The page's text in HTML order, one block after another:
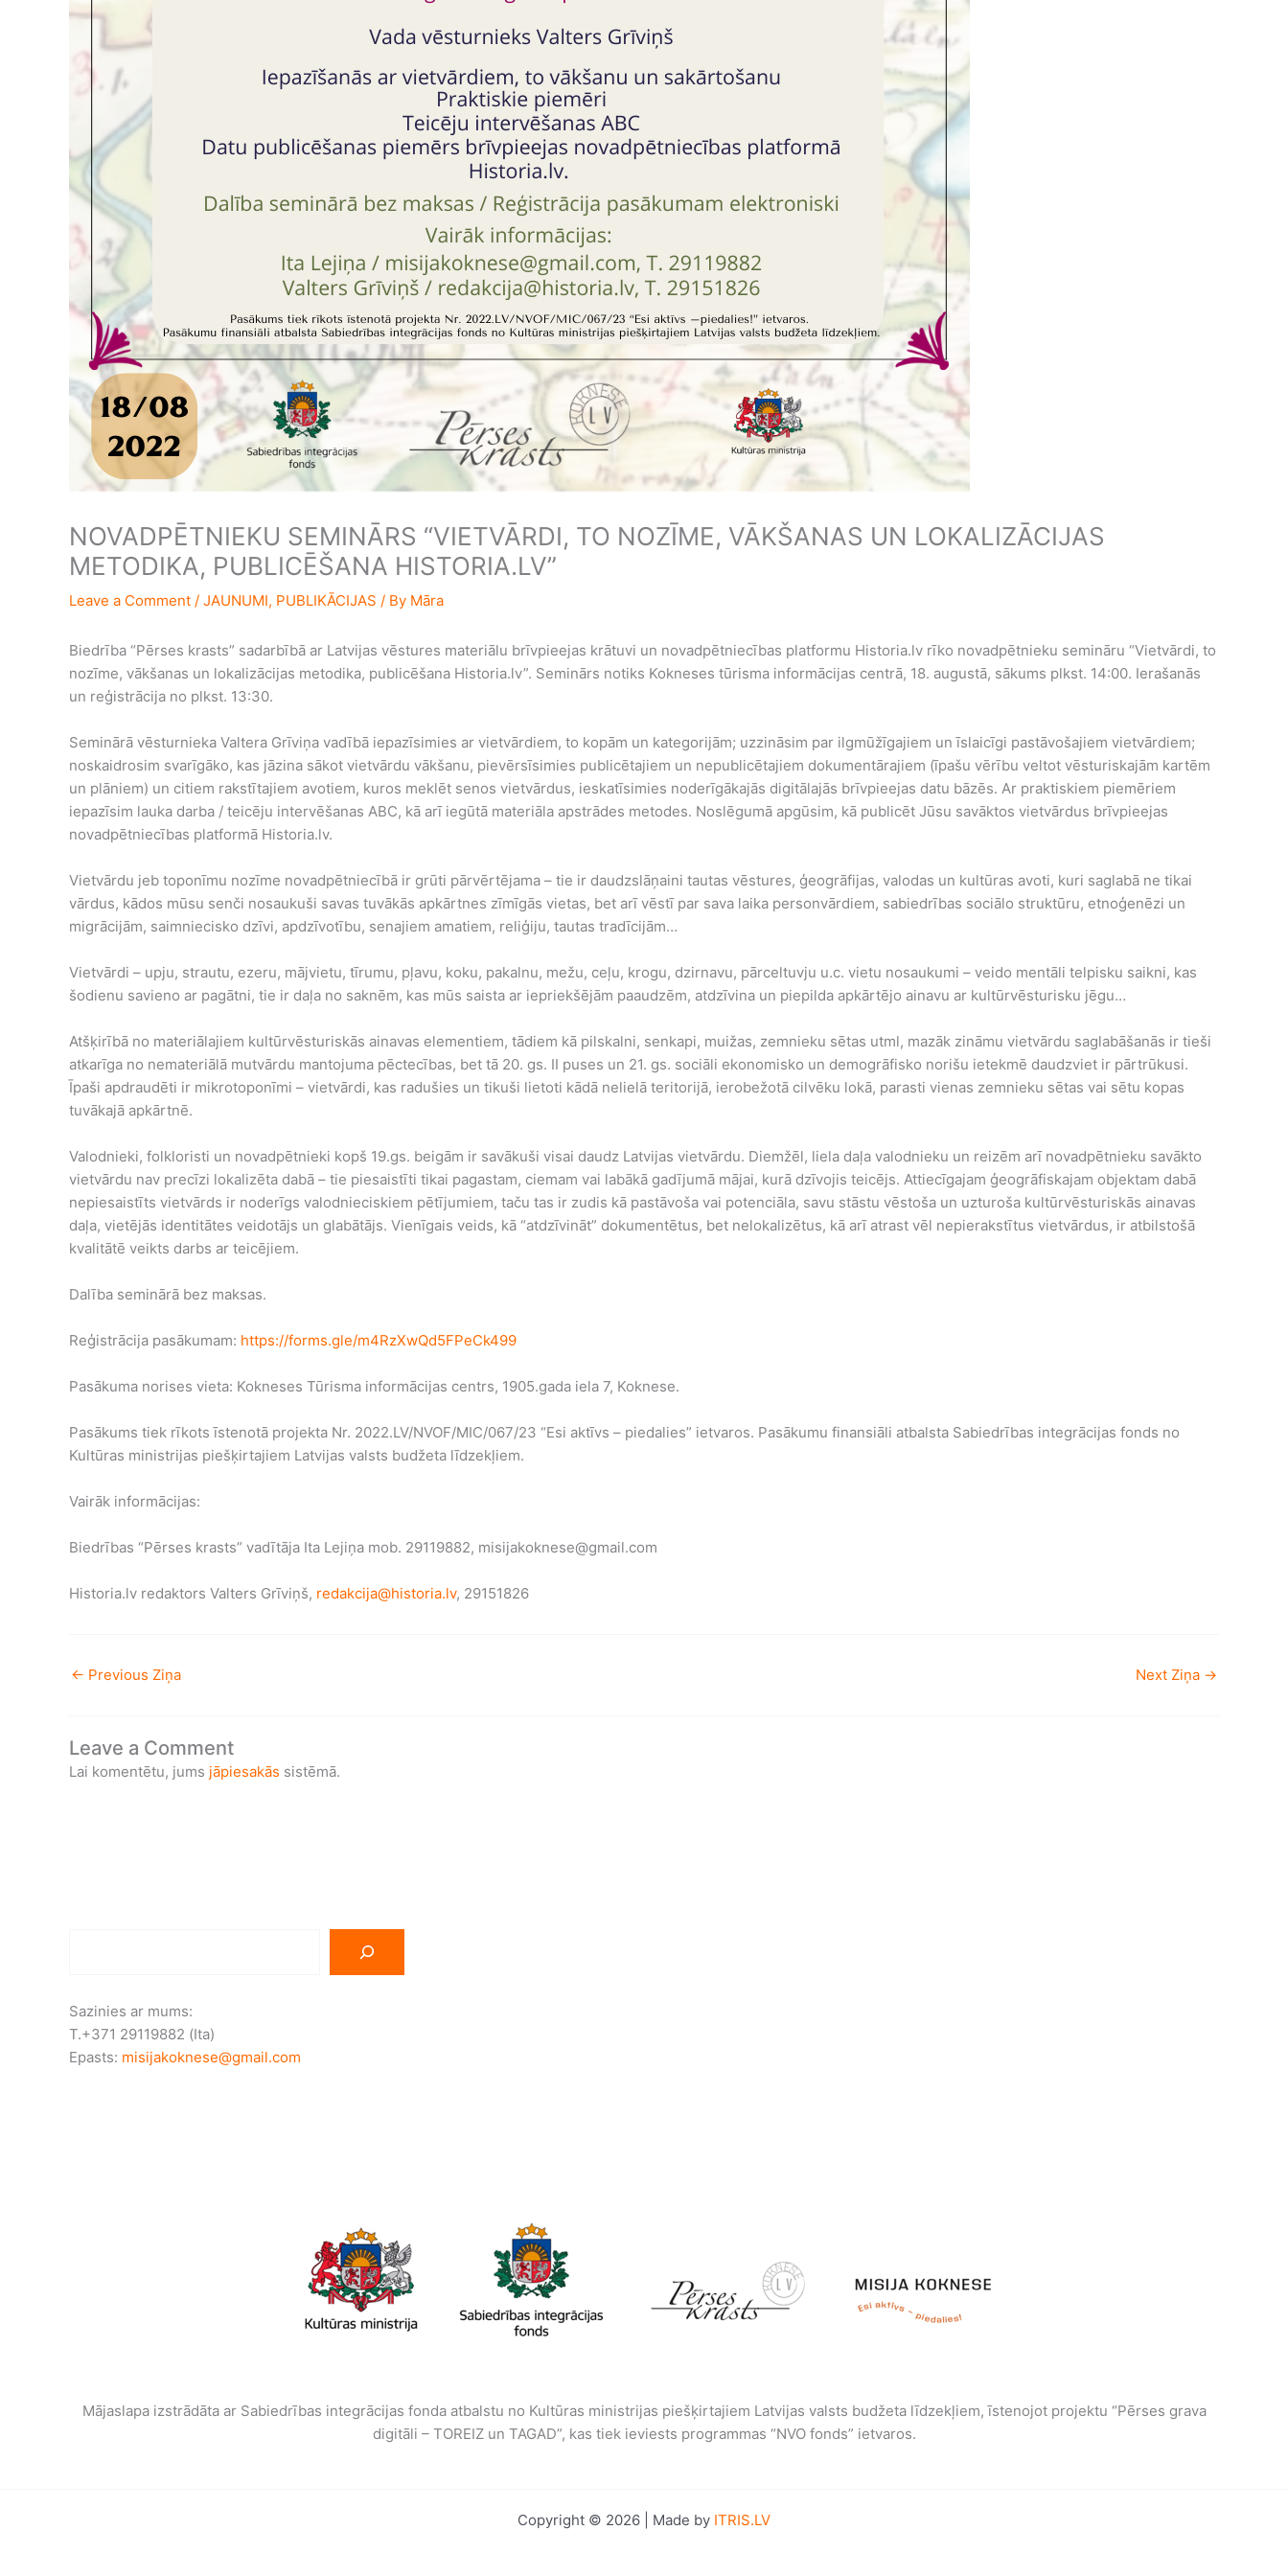
NOVADPĒTNIEKU SEMINĀRS “VIETVĀRDI, TO NOZĪME, VĀKŠANAS UN LOKALIZĀCIJAS
METODIKA, PUBLICĒŠANA HISTORIA.LV”
Leave a Comment / JAUNUMI, PUBLIKĀCIJAS / By Māra
Biedrība “Pērses krasts” sadarbībā ar Latvijas vēstures materiālu brīvpieejas krātuvi un novadpētniecības platformu Historia.lv rīko novadpētnieku semināru “Vietvārdi, to
nozīme, vākšanas un lokalizācijas metodika, publicēšana Historia.lv”. Seminārs notiks Kokneses tūrisma informācijas centrā, 18. augustā, sākums plkst. 14:00. Ierašanās
un reģistrācija no plkst. 13:30.
Seminārā vēsturnieka Valtera Grīviņa vadībā iepazīsimies ar vietvārdiem, to kopām un kategorijām; uzzināsim par ilgmūžīgajiem un īslaicīgi pastāvošajiem vietvārdiem;
noskaidrosim svarīgāko, kas jāzina sākot vietvārdu vākšanu, pievērsīsimies publicētajiem un nepublicētajiem dokumentārajiem (īpašu vērību veltot vēsturiskajām kartēm
un plāniem) un citiem rakstītajiem avotiem, kuros meklēt senos vietvārdus, ieskatīsimies noderīgākajās digitālajās brīvpieejas datu bāzēs. Ar praktiskiem piemēriem
iepazīsim lauka darba / teicēju intervēšanas ABC, kā arī iegūtā materiāla apstrādes metodes. Noslēgumā apgūsim, kā publicēt Jūsu savāktos vietvārdus brīvpieejas
novadpētniecības platformā Historia.lv.
Vietvārdu jeb toponīmu nozīme novadpētniecībā ir grūti pārvērtējama – tie ir daudzslāņaini tautas vēstures, ģeogrāfijas, valodas un kultūras avoti, kuri saglabā ne tikai
vārdus, kādos mūsu senči nosaukuši savas tuvākās apkārtnes zīmīgās vietas, bet arī vēstī par sava laika personvārdiem, sabiedrības sociālo struktūru, etnoģenēzi un
migrācijām, saimniecisko dzīvi, apdzīvotību, senajiem amatiem, reliģiju, tautas tradīcijām…
Vietvārdi – upju, strautu, ezeru, mājvietu, tīrumu, pļavu, koku, pakalnu, mežu, ceļu, krogu, dzirnavu, pārceltuvju u.c. vietu nosaukumi – veido mentāli telpisku saikni, kas
šodienu savieno ar pagātni, tie ir daļa no saknēm, kas mūs saista ar iepriekšējām paaudzēm, atdzīvina un piepilda apkārtējo ainavu ar kultūrvēsturisku jēgu…
Atšķirībā no materiālajiem kultūrvēsturiskās ainavas elementiem, tādiem kā pilskalni, senkapi, muižas, zemnieku sētas utml, mazāk zināmu vietvārdu saglabāšanās ir tieši
atkarīga no nemateriālā mutvārdu mantojuma pēctecības, bet tā 20. gs. II puses un 21. gs. sociāli ekonomisko un demogrāfisko norišu ietekmē daudzviet ir pārtrūkusi.
Īpaši apdraudēti ir mikrotoponīmi – vietvārdi, kas radušies un tikuši lietoti kādā nelielā teritorijā, ierobežotā cilvēku lokā, parasti vienas zemnieku sētas vai sētu kopas
tuvākajā apkārtnē.
Valodnieki, folkloristi un novadpētnieki kopš 19.gs. beigām ir savākuši visai daudz Latvijas vietvārdu. Diemžēl, liela daļa valodnieku un reizēm arī novadpētnieku savākto
vietvārdu nav precīzi lokalizēta dabā – tie piesaistīti tikai pagastam, ciemam vai labākā gadījumā mājai, kurā dzīvojis teicējs. Attiecīgajam ģeogrāfiskajam objektam dabā
nepiesaistīts vietvārds ir noderīgs valodnieciskiem pētījumiem, taču tas ir zudis kā pastāvoša vai potenciāla, savu stāstu vēstoša un uzturoša kultūrvēsturiskās ainavas
daļa, vietējās identitātes veidotājs un glabātājs. Vienīgais veids, kā “atdzīvināt” dokumentētus, bet nelokalizētus, kā arī atrast vēl nepierakstītus vietvārdus, ir atbilstošā
kvalitātē veikts darbs ar teicējiem.
Dalība seminārā bez maksas.
Reģistrācija pasākumam: https://forms.gle/m4RzXwQd5FPeCk499
Pasākuma norises vieta: Kokneses Tūrisma informācijas centrs, 1905.gada iela 7, Koknese.
Pasākums tiek rīkots īstenotā projekta Nr. 2022.LV/NVOF/MIC/067/23 “Esi aktīvs – piedalies” ietvaros. Pasākumu finansiāli atbalsta Sabiedrības integrācijas fonds no
Kultūras ministrijas piešķirtajiem Latvijas valsts budžeta līdzekļiem.
Vairāk informācijas:
Biedrības “Pērses krasts” vadītāja Ita Lejiņa mob. 29119882, misijakoknese@gmail.com
Historia.lv redaktors Valters Grīviņš, redakcija@historia.lv, 29151826
← Previous Ziņa Next Ziņa →
Leave a Comment
Lai komentētu, jums jāpiesakās sistēmā.
Sazinies ar mums:
T.+371 29119882 (Ita)
Epasts: misijakoknese@gmail.com
Mājaslapa izstrādāta ar Sabiedrības integrācijas fonda atbalstu no Kultūras ministrijas piešķirtajiem Latvijas valsts budžeta līdzekļiem, īstenojot projektu “Pērses grava
digitāli – TOREIZ un TAGAD”, kas tiek ieviests programmas “NVO fonds” ietvaros.
Copyright © 2026 | Made by ITRIS.LV